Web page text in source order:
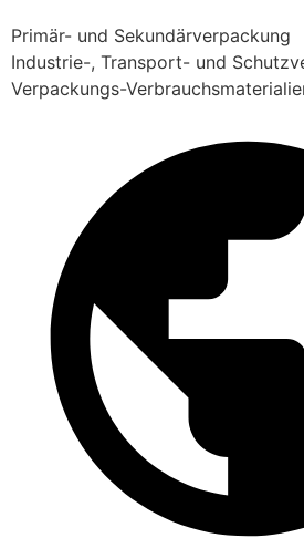
Primär- und Sekundärverpackung
Industrie-, Transport- und
Verpackungs-